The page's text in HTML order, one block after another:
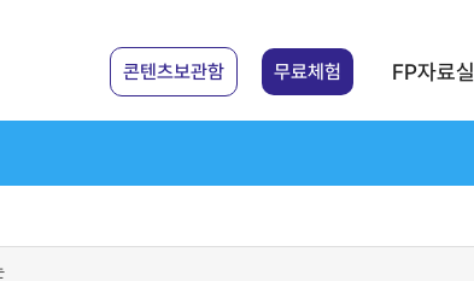
콘텐츠보관함 무료체험 FP자료실